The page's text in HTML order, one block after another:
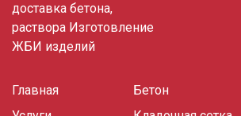
доставка бетона,
раствора Изготовление
ЖБИ изделий
Главная
Бетон